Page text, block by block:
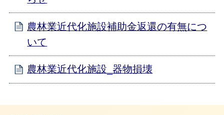
農林業近代化施設補助金返還の有無につ
いて
農林業近代化施設_器物損壊